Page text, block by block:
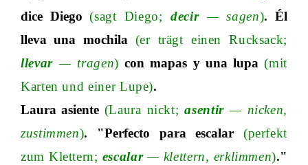
dice Diego(sagt Diego; decir— sagen). Él
lleva una mochila (er trägt einen Rucksack;
llevar— tragen) con mapas y una lupa(mit
Karten und einer Lupe).
Laura asiente (Laura nickt; asentir— nicken,
zustimmen). "Perfecto para escalar (perfekt
zum Klettern; escalar— klettern, erklimmen)."